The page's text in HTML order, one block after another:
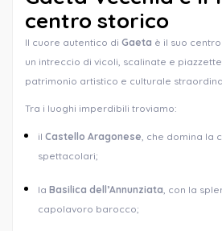
centro storico
Il cuore autentico di Gaeta è il suo
un intreccio di vicoli, scalinate e
patrimonio artistico e culturale
Tra i luoghi imperdibili troviamo:
il Castello Aragonese , che domina
spettacolari;
la Basilica dell’Annunziata, con la
capolavoro barocco;